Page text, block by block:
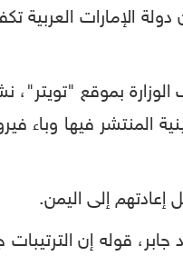
دولة الإمارات
بموقع "تويتر"،
المنتشر فيها وباء
إلى اليمن.
إن الترتيبات